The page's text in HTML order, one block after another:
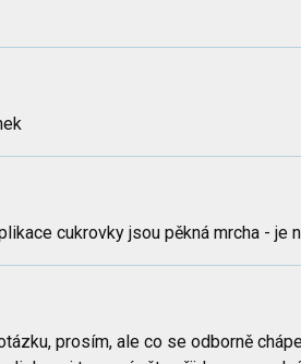
cukrovky jsou pěkná mrcha - je
prosím, ale co se odborně